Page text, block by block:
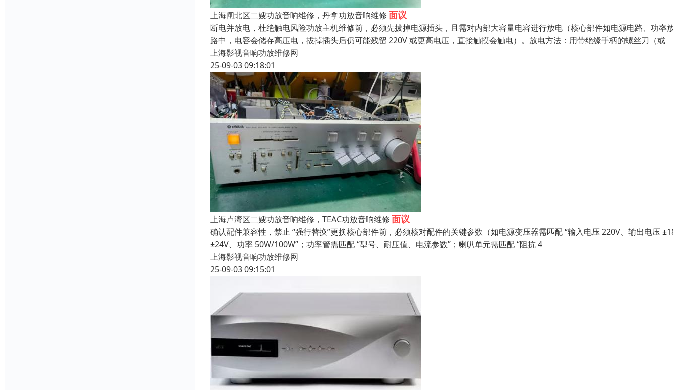
上海闸北区二嫂功放音响维修，丹拿功放音响维修 面议
断电并放电，杜绝触电风险功放主机维修前，必须先拔掉电源插头，且需对内部大容量电容进行放电（核心部件如电源电路、功率
路中，电容会储存高压电，拔掉插头后仍可能残留 220V 或更高电压，直接触摸会触电）。放电方法：用带绝缘手柄的螺丝刀（或
上海影视音响功放维修网
25-09-03 09:18:01
上海卢湾区二嫂功放音响维修，TEAC功放音响维修 面议
确认配件兼容性，禁止 “强行替换”更换核心部件前，必须核对配件的关键参数（如电源变压器需匹配 “输入电压 220V、输出电压
±24V、功率 50W/100W”；功率管需匹配 “型号、耐压值、电流参数”；喇叭单元需匹配 “阻抗 4
上海影视音响功放维修网
25-09-03 09:15:01